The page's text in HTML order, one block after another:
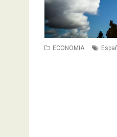
ECONOMIA